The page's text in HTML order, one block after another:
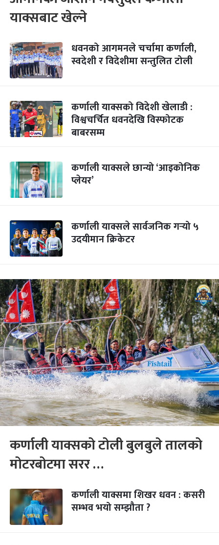
याक्सबाट खेल्ने
धवनको आगमनले चर्चामा कर्णाली,
स्वदेशी र विदेशीमा सन्तुलित टोली
कर्णाली याक्सको विदेशी खेलाडी :
विश्वचर्चित धवनदेखि विस्फोटक
बाबरसम्म
कर्णाली याक्सले छान्यो ‘आइकोनिक
प्लेयर’
कर्णाली याक्सले सार्वजनिक गर्‍यो ५
उदयीमान क्रिकेटर
कर्णाली याक्सको टोली बुलबुले तालको
मोटरबोटमा सरर …
कर्णाली याक्समा शिखर धवन : कसरी
सम्भव भयो सम्झौता ?